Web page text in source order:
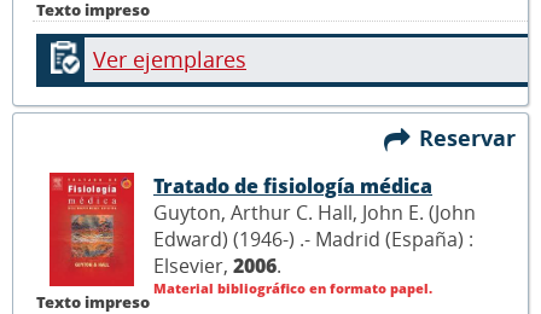
Texto impreso
Ver ejemplares
Reservar
Texto impreso
Tratado de fisiología médica
Guyton, Arthur C. Hall, John E. (John
Edward) (1946-) .- Madrid (España) :
Elsevier, 2006.
Material bibliográfico en formato papel.